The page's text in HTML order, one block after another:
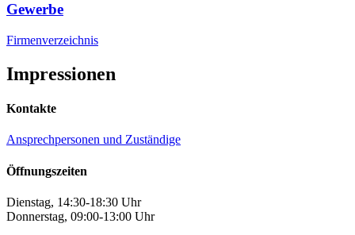
Gewerbe
Firmenverzeichnis
Impressionen
Kontakte
Ansprechpersonen und Zuständige
Öffnungszeiten
Dienstag, 14:30-18:30 Uhr
Donnerstag, 09:00-13:00 Uhr